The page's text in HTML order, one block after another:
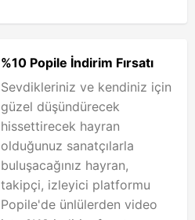
%10 Popile İndirim Fırsatı
Sevdikleriniz ve kendiniz için
güzel düşündürecek
hissettirecek hayran
olduğunuz sanatçılarla
buluşacağınız hayran,
takipçi, izleyici platformu
Popile'de ünlülerden video